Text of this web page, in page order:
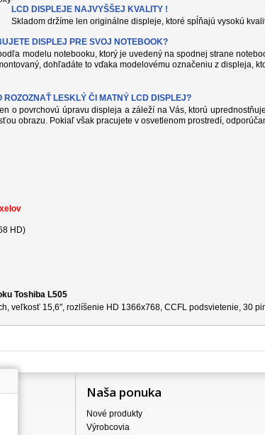
LCD DISPLEJE NAJVYŠŠEJ KVALITY !
Skladom držíme len originálne displeje, ktoré spĺňajú vysokú
DISPLEJ PRE SVOJ NOTEBOOK?
modelu notebooku, ktorý je uvedený na spodnej strane
dohľadáte to vďaka modelovému označeniu z displeja,
ROZOZNAŤ LESKLÝ ČI MATNÝ LCD DISPLEJ?
o povrchovú úpravu displeja a záleží na Vás, ktorú
obrazu. Pokiaľ však pracujete v osvetlenom prostredí,
HD)
Toshiba L505
veľkosť 15,6", rozlíšenie HD 1366x768, CCFL podsvietenie, 30
Naša ponuka
Nové produkty
Výrobcovia